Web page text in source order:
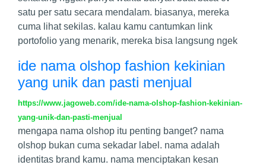
satu per satu secara mendalam. biasanya, mereka
cuma lihat sekilas. kalau kamu cantumkan link
portofolio yang menarik, mereka bisa langsung ngek
ide nama olshop fashion kekinian
yang unik dan pasti menjual
https://www.jagoweb.com/ide-nama-olshop-fashion-kekinian-
yang-unik-dan-pasti-menjual
mengapa nama olshop itu penting banget? nama
olshop bukan cuma sekadar label. nama adalah
identitas brand kamu. nama menciptakan kesan